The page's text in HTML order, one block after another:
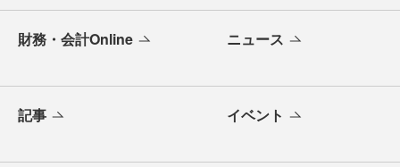
財務・会計Online ニュース
記事 イベント